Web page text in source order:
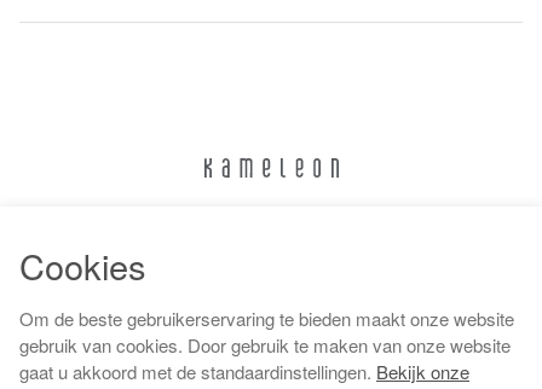
Algemene voorwaarden
Cookies
Om de beste gebruikerservaring te bieden maakt onze website
gebruik van cookies. Door gebruik te maken van onze website
gaat u akkoord met de standaardinstellingen. Bekijk onze